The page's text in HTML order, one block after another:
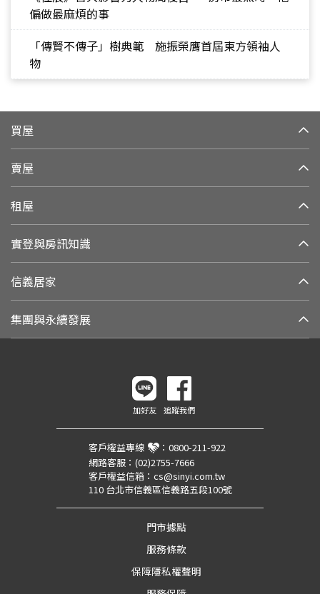
偏做最麻煩的事
「傳賢不傳子」樹典範 施振榮膺首屆東方領袖人
物
買屋
賣屋
租屋
實登與房訊知識
信義居家
集團與永續發展
加好友 追蹤我們
客戶權益專線 ： 0800-211-922
網路客服： (02)2755-7666
客戶權益信箱： cs@sinyi.com.tw
110 台北市信義區信義路五段100號
門市據點
服務條款
保障隱私權聲明